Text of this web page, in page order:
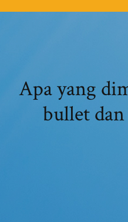
Apa yang
bullet